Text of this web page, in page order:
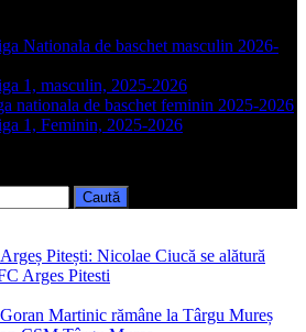
Nationala de baschet masculin 2026-
1, masculin, 2025-2026
nationala de baschet feminin 2025-2026
1, Feminin, 2025-2026
Pitești: Nicolae Ciucă se alătură
Arges Pitesti
Martinic rămâne la Târgu Mureș